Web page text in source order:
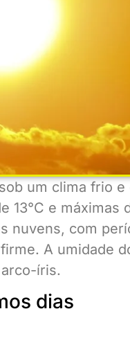
um clima frio
e máximas
nuvens, com
A umidade
íris.
dias